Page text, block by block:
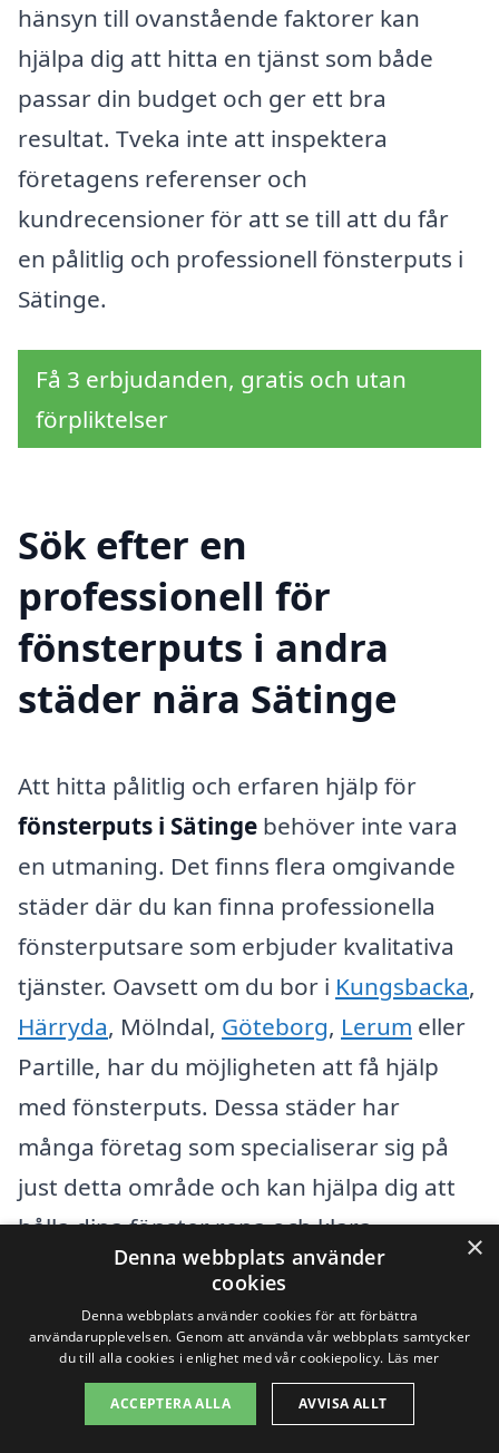
hänsyn till ovanstående faktorer kan
hjälpa dig att hitta en tjänst som både
passar din budget och ger ett bra
resultat. Tveka inte att inspektera
företagens referenser och
kundrecensioner för att se till att du får
en pålitlig och professionell fönsterputs i
Sätinge.
Få 3 erbjudanden, gratis och utan
förpliktelser
Sök efter en
professionell för
fönsterputs i andra
städer nära Sätinge
Att hitta pålitlig och erfaren hjälp för
fönsterputs i Sätinge behöver inte vara
en utmaning. Det finns flera omgivande
städer där du kan finna professionella
fönsterputsare som erbjuder kvalitativa
tjänster. Oavsett om du bor i Kungsbacka,
Härryda, Mölndal, Göteborg, Lerum eller
Partille, har du möjligheten att få hjälp
med fönsterputs. Dessa städer har
många företag som specialiserar sig på
just detta område och kan hjälpa dig att
hålla dina fönster rena och klara.
När du söker efter fönsterputsare kan det
vara bra att tänka på följande punkter:
Jämför priser och erbjudanden från
×
Denna webbplats använder
cookies
Denna webbplats använder cookies för att förbättra
användarupplevelsen. Genom att använda vår webbplats samtycker
du till alla cookies i enlighet med vår cookiepolicy. Läs mer
ACCEPTERA ALLA AVVISA ALLT